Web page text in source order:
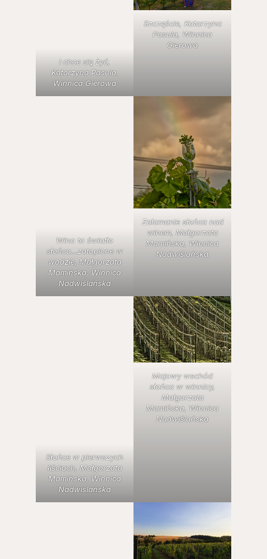
I chce się żyć,
Katarzyna Pasula,
Winnica Gierowa
Szczęście, Katarzyna
Pasula, Winnica
Gierowa
Wino to światło
słońca…zatopione w
wodzie, Małgorzata
Mamińska, Winnica
Nadwiślańska
Załamanie słońca nad
winem, Małgorzata
Mamińska, Winnica
Nadwiślańska
Słońce w pierwszych
liściach, Małgorzata
Mamińska, Winnica
Nadwiślańska
Majowy wschód
słońca w winnicy,
Małgorzata
Mamińska, Winnica
Nadwiślańska